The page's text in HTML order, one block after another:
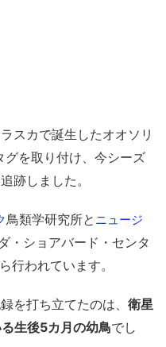
スカで誕生したオオソリ
を取り付け、今シーズ
跡しました。
鳥類学研究所と ニュージ
・ショアバード・センタ
行われています。
を打ち立てたのは、 衛星
生後5カ月の幼鳥でし